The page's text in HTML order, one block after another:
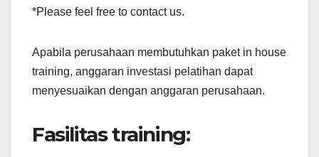
*Please feel free to contact us.
Apabila perusahaan membutuhkan paket in house
training, anggaran investasi pelatihan dapat
menyesuaikan dengan anggaran perusahaan.
Fasilitas training: